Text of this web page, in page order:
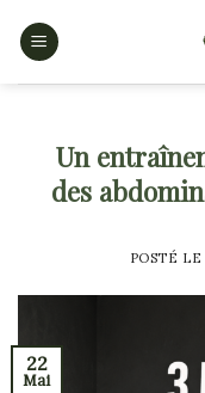
Un
des
POSTÉ LE
22
Mai